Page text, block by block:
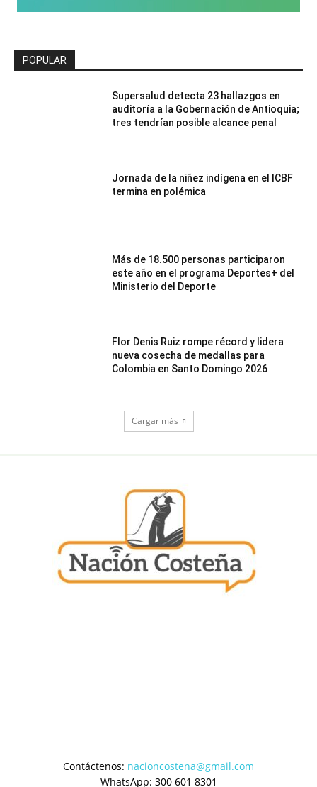
POPULAR
Supersalud detecta 23 hallazgos en
auditoría a la Gobernación de Antioquia;
tres tendrían posible alcance penal
Jornada de la niñez indígena en el ICBF
termina en polémica
Más de 18.500 personas participaron
este año en el programa Deportes+ del
Ministerio del Deporte
Flor Denis Ruiz rompe récord y lidera
nueva cosecha de medallas para
Colombia en Santo Domingo 2026
Cargar más
Contáctenos: nacioncostena@gmail.com
WhatsApp: 300 601 8301